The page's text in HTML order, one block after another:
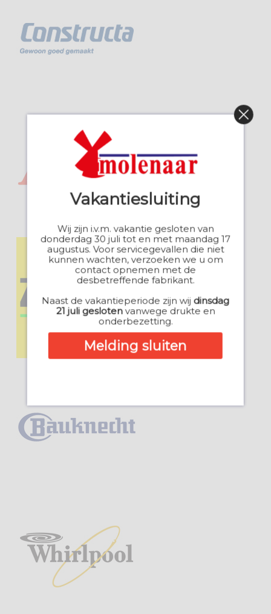
Vakantiesluiting
Wij zijn i.v.m. vakantie gesloten van
donderdag 30 juli tot en met maandag 17
augustus. Voor servicegevallen die niet
kunnen wachten, verzoeken we u om
contact opnemen met de
desbetreffende fabrikant.
Naast de vakantieperiode zijn wij dinsdag
21 juli geslotenvanwege drukte en
onderbezetting.
Melding sluiten